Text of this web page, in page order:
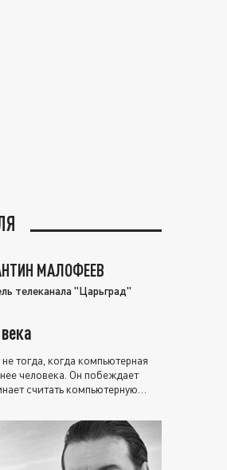
МАЛОФЕЕВ
телеканала "Царьград"
тогда, когда компьютерная
человека. Он побеждает
считать компьютерную